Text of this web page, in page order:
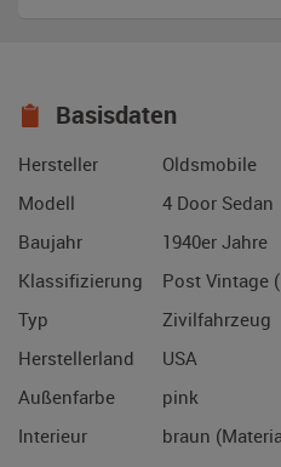
Basisdaten
Hersteller
Oldsmobile
Modell
4 Door Sedan
Baujahr
1940er Jahre
Klassifizierung
Post Vintage
Typ
Zivilfahrzeug
Herstellerland
USA
Außenfarbe
pink
Interieur
braun